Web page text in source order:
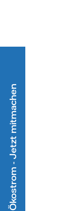
Ökostrom - Jetzt mitmachen